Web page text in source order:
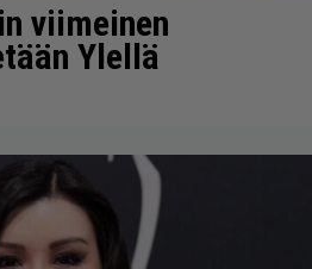
viimeinen
Ylellä